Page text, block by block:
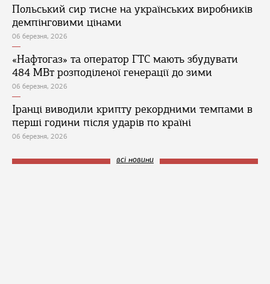
Польський сир тисне на українських виробників
демпінговими цінами
06 березня, 2026
«Нафтогаз» та оператор ГТС мають збудувати
484 МВт розподіленої генерації до зими
06 березня, 2026
Іранці виводили крипту рекордними темпами в
перші години після ударів по країні
06 березня, 2026
всі новини